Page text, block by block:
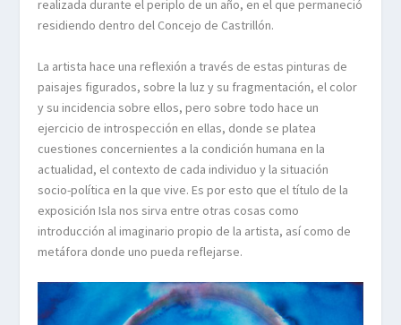
realizada durante el periplo de un año, en el que permaneció
residiendo dentro del Concejo de Castrillón.
La artista hace una reflexión a través de estas pinturas de
paisajes figurados, sobre la luz y su fragmentación, el color
y su incidencia sobre ellos, pero sobre todo hace un
ejercicio de introspección en ellas, donde se platea
cuestiones concernientes a la condición humana en la
actualidad, el contexto de cada individuo y la situación
socio-política en la que vive. Es por esto que el título de la
exposición Isla nos sirva entre otras cosas como
introducción al imaginario propio de la artista, así como de
metáfora donde uno pueda reflejarse.